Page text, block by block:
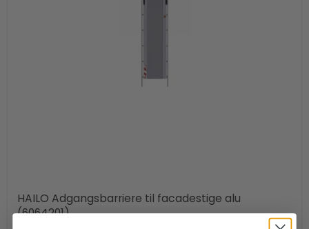
HAILO Adgangsbarriere til facadestige alu
(6064201)